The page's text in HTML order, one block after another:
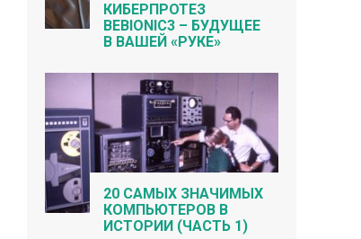
КИБЕРПРОТЕЗ
BEBIONIC3 – БУДУЩЕЕ
В ВАШЕЙ «РУКЕ»
20 САМЫХ ЗНАЧИМЫХ
КОМПЬЮТЕРОВ В
ИСТОРИИ (ЧАСТЬ 1)